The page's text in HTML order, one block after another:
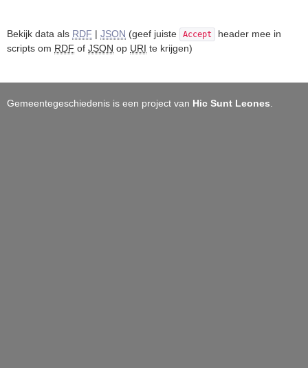
Bekijk data als RDF | JSON (geef juiste Accept
header mee in
scripts om RDF of JSON op URI te krijgen)
Gemeentegeschiedenis is een project van Hic Sunt Leones